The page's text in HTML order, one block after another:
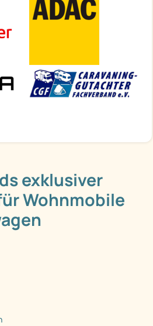
exklusiver
Wohnmobile